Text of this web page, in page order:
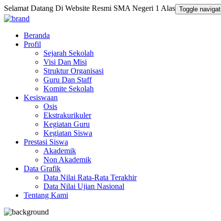
Selamat Datang Di Website Resmi SMA Negeri 1 Alas Toggle
Beranda
Profil
Sejarah Sekolah
Visi Dan Misi
Struktur Organisasi
Guru Dan Staff
Komite Sekolah
Kesiswaan
Osis
Ekstrakurikuler
Kegiatan Guru
Kegiatan Siswa
Prestasi Siswa
Akademik
Non Akademik
Data Grafik
Data Nilai Rata-Rata Terakhir
Data Nilai Ujian Nasional
Tentang Kami